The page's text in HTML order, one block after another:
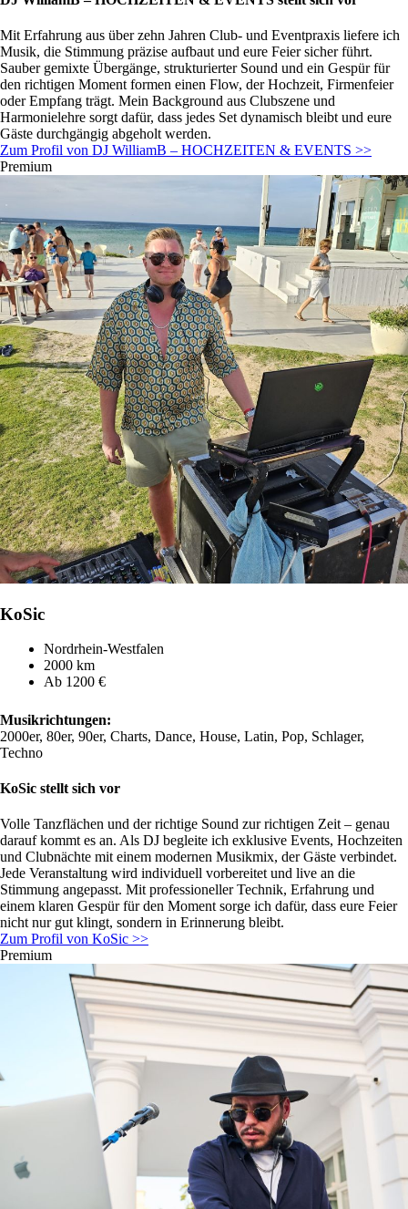
Mit Erfahrung aus über zehn Jahren Club- und Eventpraxis liefere ich
Musik, die Stimmung präzise aufbaut und eure Feier sicher führt.
Sauber gemixte Übergänge, strukturierter Sound und ein Gespür für
den richtigen Moment formen einen Flow, der Hochzeit, Firmenfeier
oder Empfang trägt. Mein Background aus Clubszene und
Harmonielehre sorgt dafür, dass jedes Set dynamisch bleibt und eure
Gäste durchgängig abgeholt werden.
Zum Profil von DJ WilliamB – HOCHZEITEN & EVENTS >>
Premium
KoSic
Nordrhein-Westfalen
2000 km
Ab 1200 €
Musikrichtungen:
2000er, 80er, 90er, Charts, Dance, House, Latin, Pop, Schlager,
Techno
KoSic stellt sich vor
Volle Tanzflächen und der richtige Sound zur richtigen Zeit – genau
darauf kommt es an. Als DJ begleite ich exklusive Events, Hochzeiten
und Clubnächte mit einem modernen Musikmix, der Gäste verbindet.
Jede Veranstaltung wird individuell vorbereitet und live an die
Stimmung angepasst. Mit professioneller Technik, Erfahrung und
einem klaren Gespür für den Moment sorge ich dafür, dass eure Feier
nicht nur gut klingt, sondern in Erinnerung bleibt.
Zum Profil von KoSic >>
Premium